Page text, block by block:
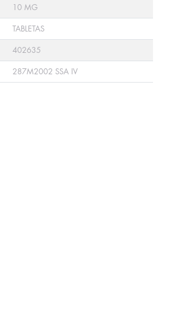
10 MG
TABLETAS
402635
287M2002 SSA IV